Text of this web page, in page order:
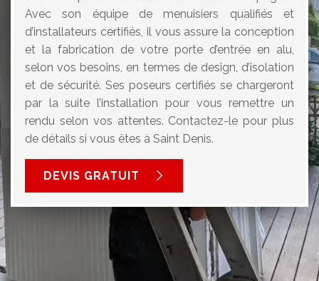
Avec son équipe de menuisiers qualifiés et
d’installateurs certifiés, il vous assure la conception
et la fabrication de votre porte d’entrée en alu,
selon vos besoins, en termes de design, d’isolation
et de sécurité. Ses poseurs certifiés se chargeront
par la suite l’installation pour vous remettre un
rendu selon vos attentes. Contactez-le pour plus
de détails si vous êtes à Saint Denis.
DEVIS GRATUIT